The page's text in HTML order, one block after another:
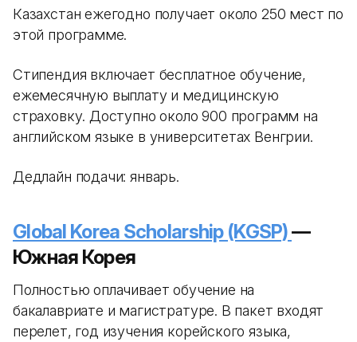
Казахстан ежегодно получает около 250 мест по
этой программе.
Стипендия включает бесплатное обучение,
ежемесячную выплату и медицинскую
страховку. Доступно около 900 программ на
английском языке в университетах Венгрии.
Дедлайн подачи: январь.
Global Korea Scholarship (KGSP)—
Южная Корея
Полностью оплачивает обучение на
бакалавриате и магистратуре. В пакет входят
перелет, год изучения корейского языка,